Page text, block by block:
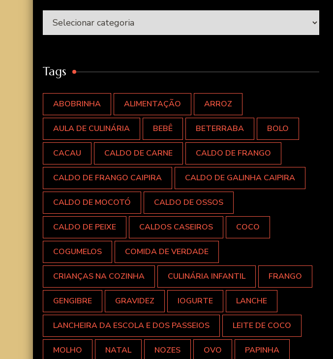
Categorias
Tags
ABOBRINHA ALIMENTAÇÃO ARROZ
AULA DE CULINÁRIA BEBÊ BETERRABA BOLO
CACAU CALDO DE CARNE CALDO DE FRANGO
CALDO DE FRANGO CAIPIRA CALDO DE GALINHA CAIPIRA
CALDO DE MOCOTÓ CALDO DE OSSOS
CALDO DE PEIXE CALDOS CASEIROS COCO
COGUMELOS COMIDA DE VERDADE
CRIANÇAS NA COZINHA CULINÁRIA INFANTIL FRANGO
GENGIBRE GRAVIDEZ IOGURTE LANCHE
LANCHEIRA DA ESCOLA E DOS PASSEIOS LEITE DE COCO
MOLHO NATAL NOZES OVO PAPINHA